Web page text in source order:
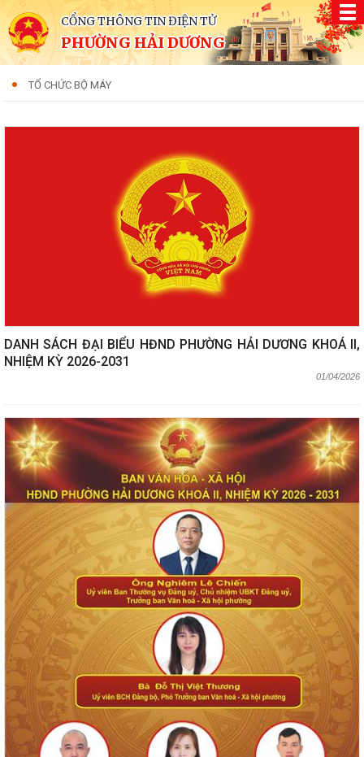
CỔNG THÔNG TIN ĐIỆN TỬ
PHƯỜNG HẢI DƯƠNG
TỔ CHỨC BỘ MÁY
DANH SÁCH ĐẠI BIỂU HĐND PHƯỜNG HẢI DƯƠNG KHOÁ II,
NHIỆM KỲ 2026-2031
01/04/2026